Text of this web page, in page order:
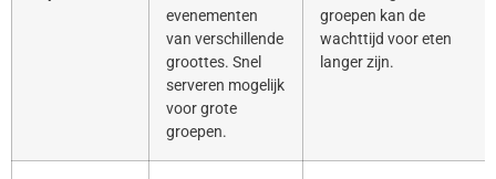
evenementen
van verschillende
groottes. Snel
serveren mogelijk
voor grote
groepen.
groepen kan de
wachttijd voor eten
langer zijn.